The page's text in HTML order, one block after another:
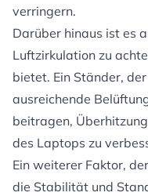
verringern.
Darüber hinaus ist es
Luftzirkulation zu
bietet. Ein Ständer,
ausreichende
beitragen,
des Laptops zu
Ein weiterer Faktor,
die Stabilität und